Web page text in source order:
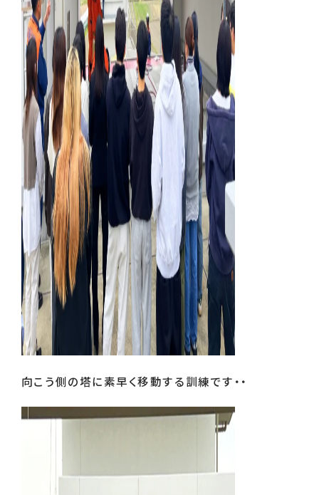
向こう側の塔に素早く移動する訓練です・・